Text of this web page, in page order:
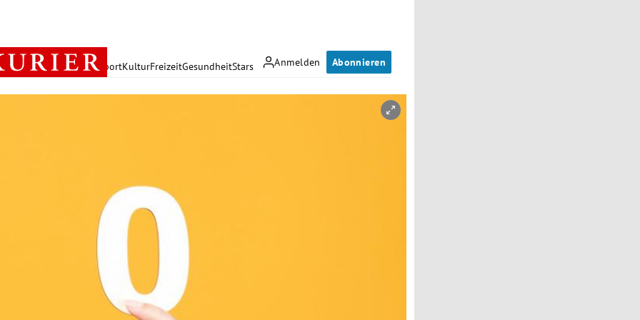
Anmelden Abonnieren
PolitikWirtschaft SportKulturFreizeitGesundheitStars